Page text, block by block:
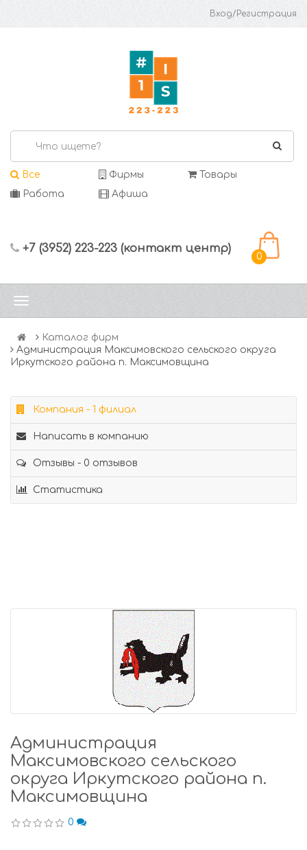
Вход/Регистрация
Все Фирмы
Товары
Работа
Афиша
+7 (3952) 223-223 (контакт центр)
0
Каталог фирм
Администрация Максимовского сельского округа
Иркутского района п. Максимовщина
Компания - 1 филиал
Написать в компанию
Отзывы - 0 отзывов
Статистика
Администрация
Максимовского сельского
округа Иркутского района п.
Максимовщина
0